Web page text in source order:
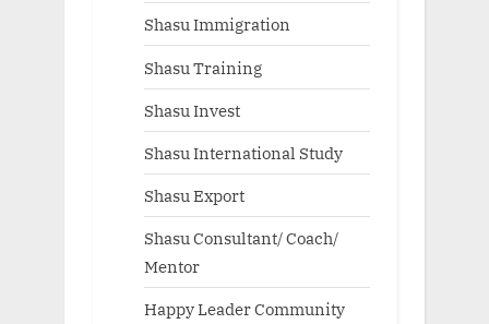
Shasu Immigration
Shasu Training
Shasu Invest
Shasu International Study
Shasu Export
Shasu Consultant/ Coach/
Mentor
Happy Leader Community